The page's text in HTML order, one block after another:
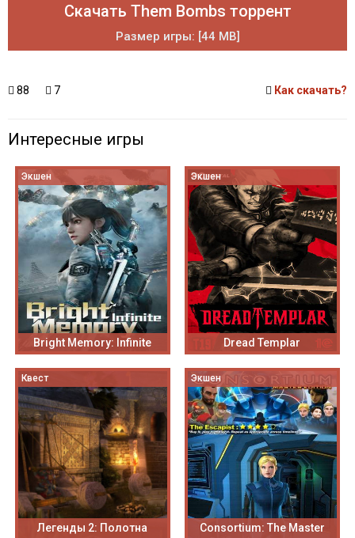
Скачать Them Bombs торрент
Размер игры: [44 MB]
88 7 Как скачать?
Интересные игры
Экшен
Bright Memory: Infinite
Экшен
Dread Templar
Квест
Легенды 2: Полотна
Экшен
Consortium: The Master